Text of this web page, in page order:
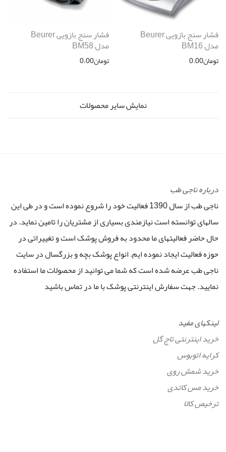
فشار سنج بازویی Beurer
مدل BM16
تومان0.00
فشار سنج بازویی Beurer
مدل BM58
تومان0.00
نمایش سایر محصولات
درباره ناجی طب
ناجی طب از سال 1390 فعالیت خود را شروع نموده است و در طی این
سالهای توانسته است نیازمندی بسیاری از مشتریان را تامین نماید. در
حال حاضر فعالیتهای ما محدود به فروش پوشک است و تغییراتی در
حوزه فعالیت ایجاد نموده ایم. انواع پوشک بچه و بزرگسال در سایت
ناجی طب عرضه شده است که شما می توانید از محصولات ما استفاده
نمایید. جهت سفارش اینترنتی پوشک با ما در تماس باشید
لینکهای مفید
خرید اینترنتی تاج گل
کرایه اتوبوس
خرید شمش روی
خرید مس کاتدی
ترخیص کالا